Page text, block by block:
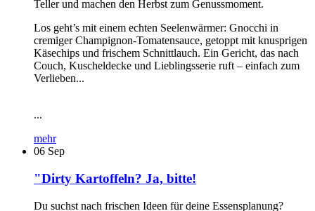
Teller und machen den Herbst zum Genussmoment.
Los geht’s mit einem echten Seelenwärmer: Gnocchi in
cremiger Champignon-Tomatensauce, getoppt mit knusprigen
Käsechips und frischem Schnittlauch. Ein Gericht, das nach
Couch, Kuscheldecke und Lieblingsserie ruft – einfach zum
Verlieben...
...
mehr
06 Sep
"Dirty Kartoffeln? Ja, bitte!
Du suchst nach frischen Ideen für deine Essensplanung?